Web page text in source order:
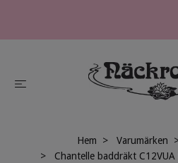
Hem Varumärken
Chantelle baddräkt